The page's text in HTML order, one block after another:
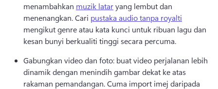
menambahkan muzik latar yang lembut dan
menenangkan. Cari pustaka audio tanpa royalti
mengikut genre atau kata kunci untuk ribuan lagu dan
kesan bunyi berkualiti tinggi secara percuma.
Gabungkan video dan foto: buat video perjalanan lebih
dinamik dengan menindih gambar dekat ke atas
rakaman pemandangan. Cuma import imej daripada